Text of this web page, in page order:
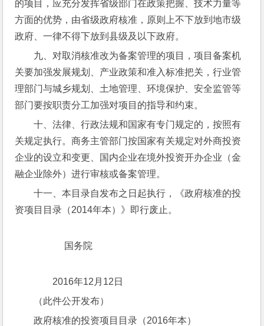
的项目，应充分发挥省级部门在政策把握、技术力量等
方面的优势，由省级政府核准，原则上不下放到地市级
政府、一律不得下放到县级及以下政府。
九、对取消核准改为备案管理的项目，项目备案机
关要加强发展规划、产业政策和准入标准把关，行业管
理部门与城乡规划、土地管理、环境保护、安全监管等
部门要按职责分工加强对项目的指导和约束。
十、法律、行政法规和国家有专门规定的，按照有
关规定执行。商务主管部门按国家有关规定对外商投资
企业的设立和变更、国内企业在境外投资开办企业（金
融企业除外）进行审核或备案管理。
十一、本目录自发布之日起执行，《政府核准的投
资项目目录（2014年本）》即行废止。
国务院
2016年12月12日
（此件公开发布）
政府核准的投资项目目录（2016年本）